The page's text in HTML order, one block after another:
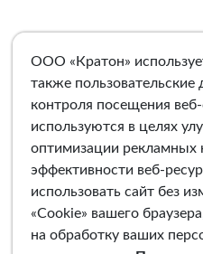
ООО «Кратон»
также пользовательские
контроля посещения веб-
используются в целях
оптимизации
эффективности веб-
использовать сайт без
«Cookie» вашего
на обработку ваших